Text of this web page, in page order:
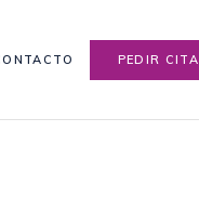
PEDIR CITA